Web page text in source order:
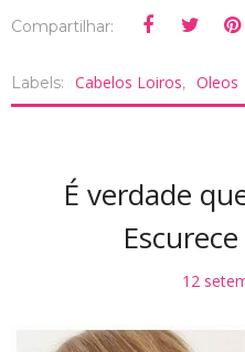
Compartilhar:
Labels: Cabelos Loiros, Oleos
É verdade
12